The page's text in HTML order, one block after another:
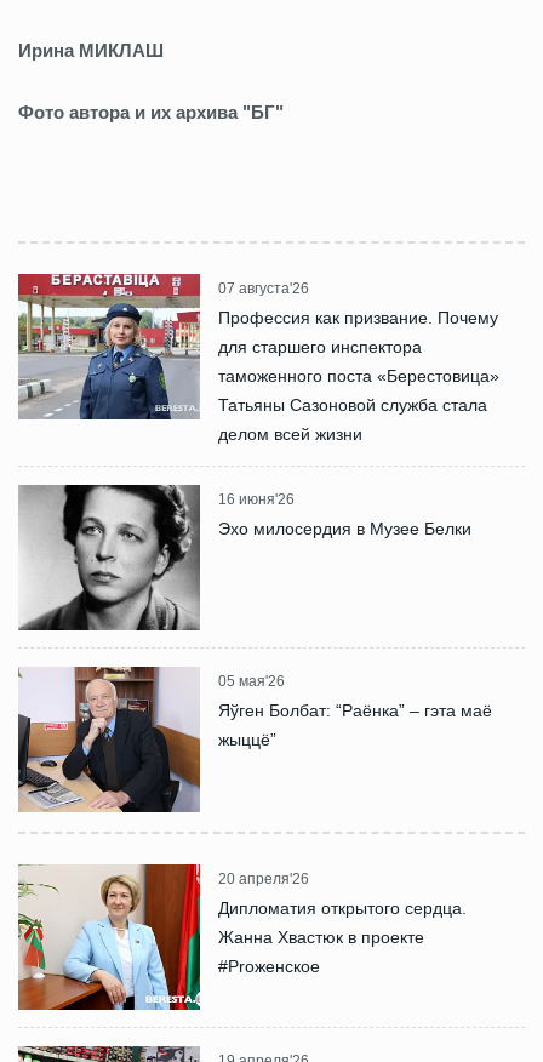
Ирина МИКЛАШ
Фото автора и их архива "БГ"
07 августа'26
Профессия как призвание. Почему
для старшего инспектора
таможенного поста «Берестовица»
Татьяны Сазоновой служба стала
делом всей жизни
16 июня'26
Эхо милосердия в Музее Белки
05 мая'26
Яўген Болбат: “Раёнка” – гэта маё
жыццё”
20 апреля'26
Дипломатия открытого сердца.
Жанна Хвастюк в проекте
#Proженское